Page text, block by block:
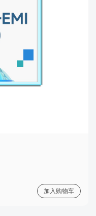
加入购物车